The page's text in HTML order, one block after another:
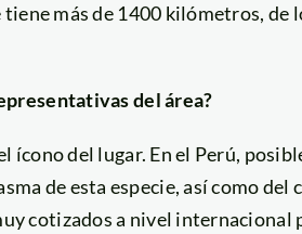
más de 1400 kilómetros, de
del área?
ícono del lugar. En el Perú,
de esta especie, así como del
cotizados a nivel internacional